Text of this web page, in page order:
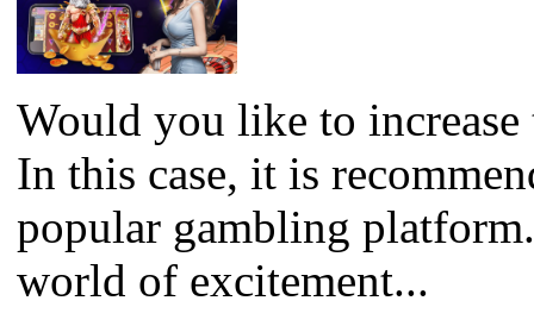
Would you like to
In this case, it is
popular gambling
world of excitement...